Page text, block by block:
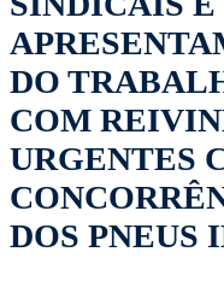
DO
COM
URGENTES
DOS PNEUS